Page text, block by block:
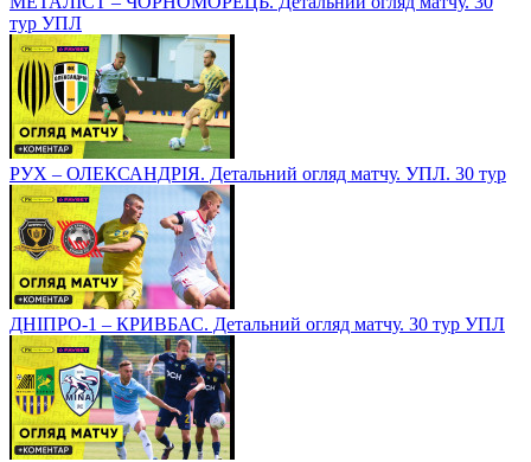
тур УПЛ
РУХ – ОЛЕКСАНДРІЯ. Детальний огляд матчу. УПЛ. 30 тур
ДНІПРО-1 – КРИВБАС. Детальний огляд матчу. 30 тур УПЛ